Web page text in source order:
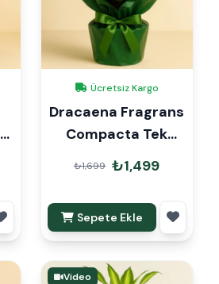
Ücretsiz Kargo
Dracaena Fragrans
Compacta Tek
Gövde Hediye
Paketli
₺1,699 ₺1,499
Sepete Ekle
Video